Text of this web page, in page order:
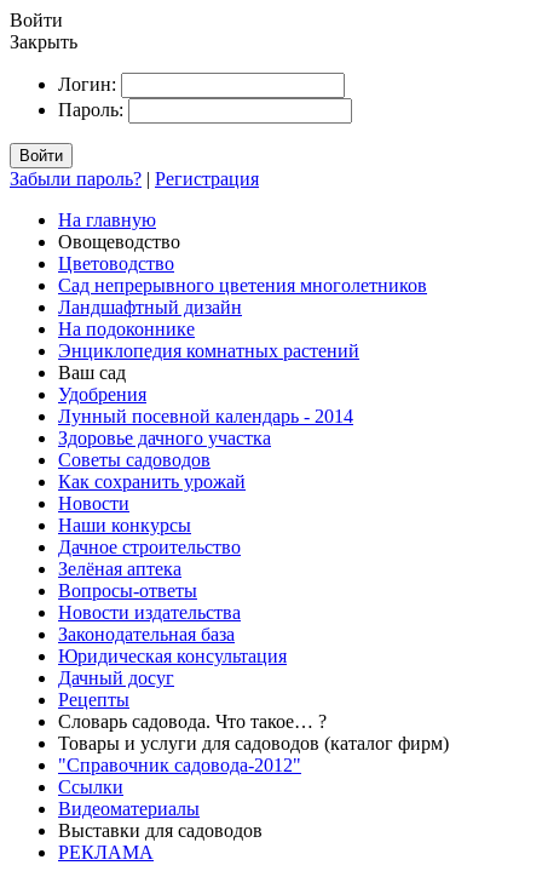
Войти
Закрыть
Логин:
Пароль:
Войти
Забыли пароль? | Регистрация
На главную
Овощеводство
Цветоводство
Сад непрерывного цветения многолетников
Ландшафтный дизайн
На подоконнике
Энциклопедия комнатных растений
Ваш сад
Удобрения
Лунный посевной календарь - 2014
Здоровье дачного участка
Советы садоводов
Как сохранить урожай
Новости
Наши конкурсы
Дачное строительство
Зелёная аптека
Вопросы-ответы
Новости издательства
Законодательная база
Юридическая консультация
Дачный досуг
Рецепты
Словарь садовода. Что такое… ?
Товары и услуги для садоводов (каталог фирм)
"Справочник садовода-2012"
Ссылки
Видеоматериалы
Выставки для садоводов
РЕКЛАМА